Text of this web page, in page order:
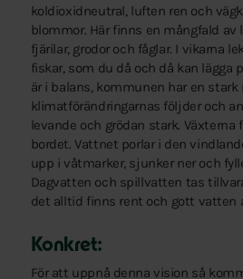
koldioxidneutral, luften ren och
blommor. Här finns en mångfald av
fjärilar, grodor och fåglar. I vikarna
fiskar, som du då och då kan lägga
är i balans, kommunen har en
klimatförändringarnas följder och
levande och grödan stark. Växterna
bordet. Vattnet porlar i den
upp i våtmarker, sjunker ner och
Dagvatten och spillvatten tas
det alltid finns rent och gott vatten
Konkret:
För att uppnå denna vision så